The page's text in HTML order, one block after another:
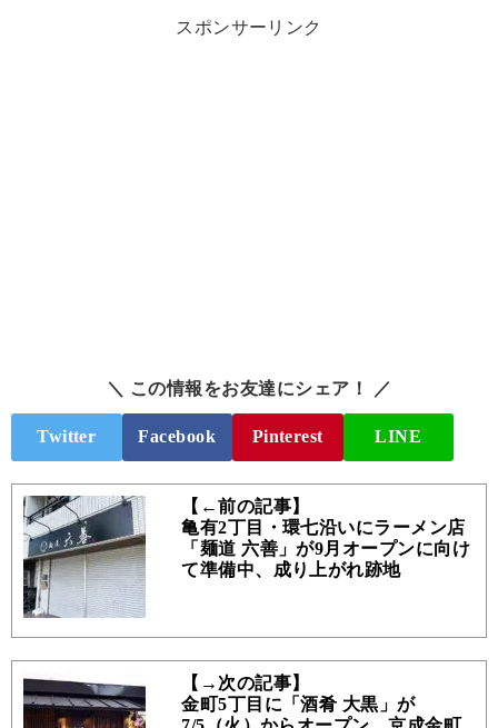
スポンサーリンク
＼ この情報をお友達にシェア！ ／
Twitter Facebook Pinterest LINE
【←前の記事】
亀有2丁目・環七沿いにラーメン店
「麺道 六善」が9月オープンに向け
て準備中、成り上がれ跡地
【→次の記事】
金町5丁目に「酒肴 大黒」が